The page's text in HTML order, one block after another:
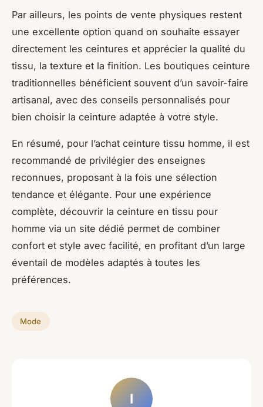
Par ailleurs, les points de vente physiques restent
une excellente option quand on souhaite essayer
directement les ceintures et apprécier la qualité du
tissu, la texture et la finition. Les boutiques ceinture
traditionnelles bénéficient souvent d’un savoir-faire
artisanal, avec des conseils personnalisés pour
bien choisir la ceinture adaptée à votre style.
En résumé, pour l’achat ceinture tissu homme, il est
recommandé de privilégier des enseignes
reconnues, proposant à la fois une sélection
tendance et élégante. Pour une expérience
complète, découvrir la ceinture en tissu pour
homme via un site dédié permet de combiner
confort et style avec facilité, en profitant d’un large
éventail de modèles adaptés à toutes les
préférences.
Mode
I